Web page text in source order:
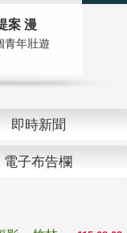
案 漫
青年壯遊
即時新聞
電子布告欄